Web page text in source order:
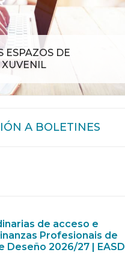
ESPAZOS DE
A BOLETINES
de acceso e
Profesionais de
Deseño 2026/27 | EASD